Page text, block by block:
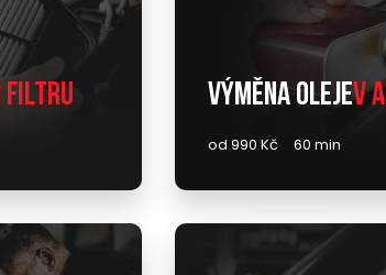
filtru Výměna olejev
od 990 Kč 60 min